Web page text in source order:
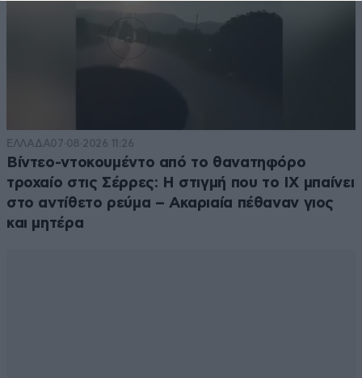
ΕΛΛΑΔΑ07·08·2026 11:26
Βίντεο-ντοκουμέντο από το θανατηφόρο
τροχαίο στις Σέρρες: Η στιγμή που το ΙΧ μπαίνει
στο αντίθετο ρεύμα – Ακαριαία πέθαναν γιος
και μητέρα